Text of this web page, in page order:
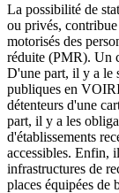
La possibilité de
ou privés,
motorisés des
réduite (PMR). Un
D'une part, il y a le
publiques en
détenteurs d'une
part, il y a les
d'établissements
accessibles. Enfin,
infrastructures de
places équipées de